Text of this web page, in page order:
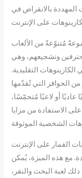
المهددة بالانقراض في
مُتنوّعةً من الألعاب
وتشجيعهم، وهي
التقليدية.
الحوافز التي تُقدّمها
أو لاعبًا مُتحمّسًا،
الاستفادة من مزايا
القمار على الإنترنت
مع هذه الميزة، يُمكن
لعبة البحث والنقر،